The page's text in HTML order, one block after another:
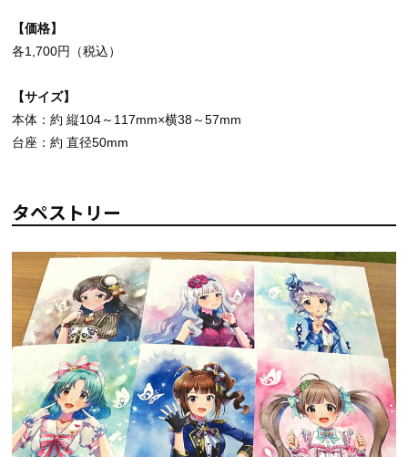
【価格】
各1,700円（税込）
【サイズ】
本体：約 縦104～117mm×横38～57mm
台座：約 直径50mm
タペストリー